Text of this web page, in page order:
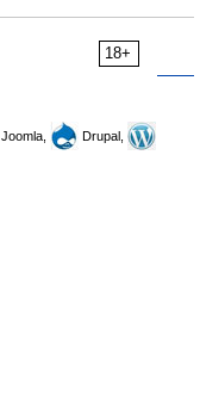
18+
Joomla,
Drupal,